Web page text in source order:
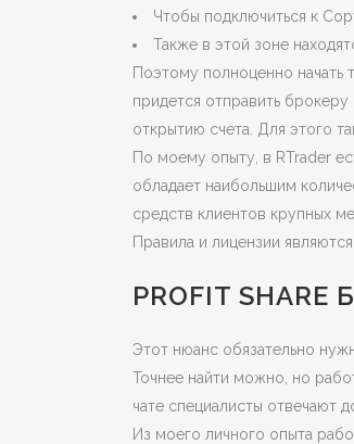
Чтобы подключиться к
Также в этой зоне
Поэтому полноценно начать
придется отправить
открытию счета. Для этого
По моему опыту, в RTrader
обладает наибольшим
средств клиентов крупных
Правила и лицензии
PROFIT SHARE
Этот нюанс обязательно
Точнее найти можно, но
чате специалисты отвечают
Из моего личного опыта